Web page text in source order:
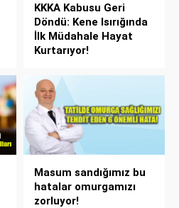
KKKA Kabusu Geri
Döndü: Kene Isırığında
İlk Müdahale Hayat
Kurtarıyor!
Masum sandığımız bu
hatalar omurgamızı
zorluyor!